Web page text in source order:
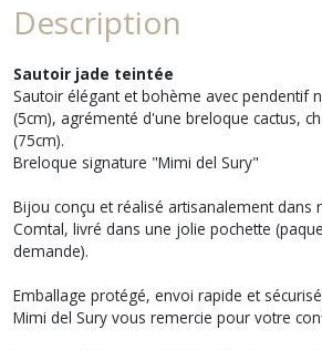
Description
Sautoir jade teintée
Sautoir élégant et bohème avec pendentif
(5cm), agrémenté d'une breloque cactus,
(75cm).
Breloque signature "Mimi del Sury"
Bijou conçu et réalisé artisanalement dans
Comtal, livré dans une jolie pochette
demande).
Emballage protégé, envoi rapide et
Mimi del Sury vous remercie pour votre